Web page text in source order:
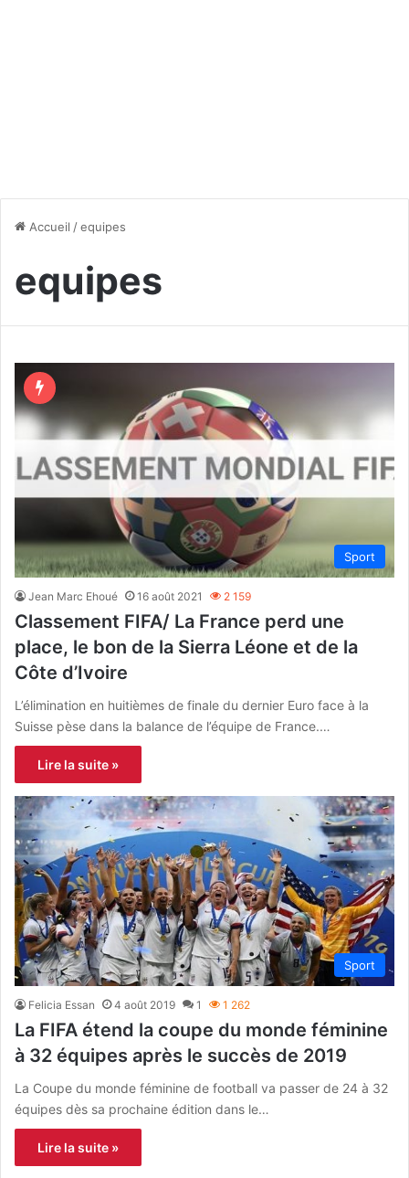
Accueil /equipes
equipes
Sport
Jean Marc Ehoué 16 août 2021 2 159
Classement FIFA/ La France perd une
place, le bon de la Sierra Léone et de la
Côte d’Ivoire
L’élimination en huitièmes de finale du dernier Euro face à la
Suisse pèse dans la balance de l’équipe de France.…
Lire la suite »
Sport
Felicia Essan 4 août 2019 1 1 262
La FIFA étend la coupe du monde féminine
à 32 équipes après le succès de 2019
La Coupe du monde féminine de football va passer de 24 à 32
équipes dès sa prochaine édition dans le…
Lire la suite »